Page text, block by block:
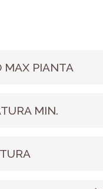
MAX PIANTA
MIN.